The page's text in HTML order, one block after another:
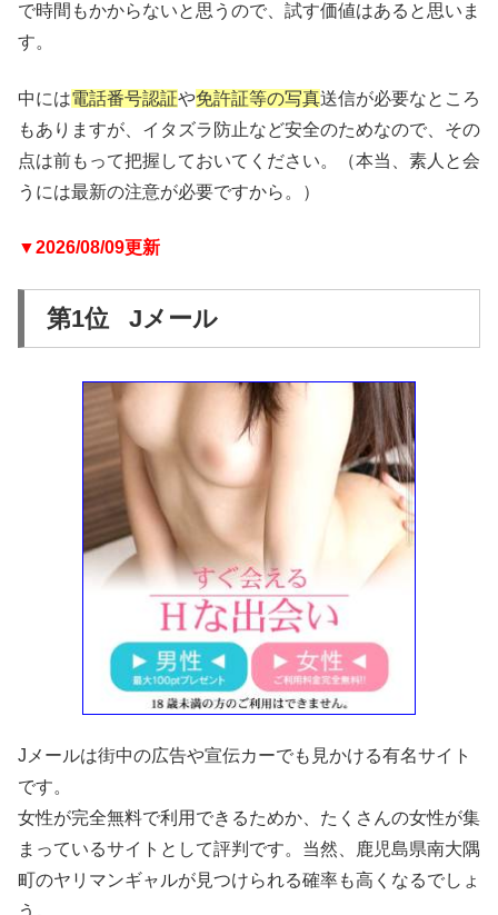
で時間もかからないと思うので、試す価値はあると思いま
す。
中には電話番号認証や免許証等の写真送信が必要なところ
もありますが、イタズラ防止など安全のためなので、その
点は前もって把握しておいてください。（本当、素人と会
うには最新の注意が必要ですから。）
▼2026/08/09更新
第1位 Jメール
Jメールは街中の広告や宣伝カーでも見かける有名サイト
です。
女性が完全無料で利用できるためか、たくさんの女性が集
まっているサイトとして評判です。当然、鹿児島県南大隅
町のヤリマンギャルが見つけられる確率も高くなるでしょ
う。